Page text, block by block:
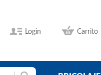
Login Carrito